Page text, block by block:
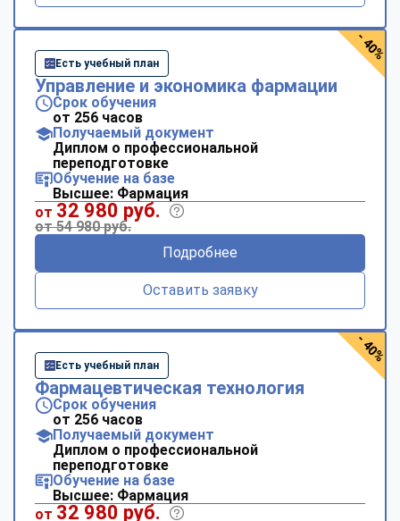
Есть учебный план
Управление и экономика фармации
Срок обучения
от 256 часов
Получаемый документ
Диплом о профессиональной
переподготовке
Обучение на базе
Высшее: Фармация
от 32 980 руб.
от 54 980 руб.
Подробнее
Оставить заявку
- 40%
Есть учебный план
Фармацевтическая технология
Срок обучения
от 256 часов
Получаемый документ
Диплом о профессиональной
переподготовке
Обучение на базе
Высшее: Фармация
от 32 980 руб.
- 40%